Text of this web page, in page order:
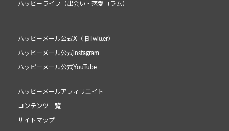
ハッピーライフ（出会い・恋愛コラム）
ハッピーメール公式X（旧Twitter）
ハッピーメール公式instagram
ハッピーメール公式YouTube
ハッピーメールアフィリエイト
コンテンツ一覧
サイトマップ